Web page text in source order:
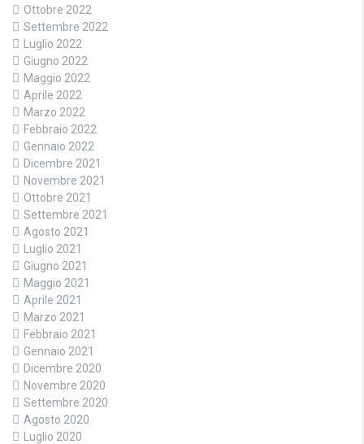
Ottobre 2022
Settembre 2022
Luglio 2022
Giugno 2022
Maggio 2022
Aprile 2022
Marzo 2022
Febbraio 2022
Gennaio 2022
Dicembre 2021
Novembre 2021
Ottobre 2021
Settembre 2021
Agosto 2021
Luglio 2021
Giugno 2021
Maggio 2021
Aprile 2021
Marzo 2021
Febbraio 2021
Gennaio 2021
Dicembre 2020
Novembre 2020
Settembre 2020
Agosto 2020
Luglio 2020